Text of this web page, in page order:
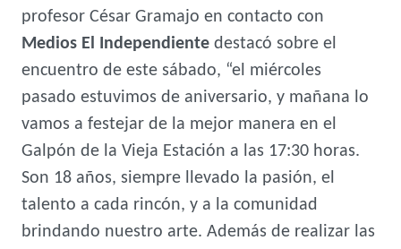
profesor César Gramajo en contacto con
Medios El Independiente destacó sobre el
encuentro de este sábado, “el miércoles
pasado estuvimos de aniversario, y mañana lo
vamos a festejar de la mejor manera en el
Galpón de la Vieja Estación a las 17:30 horas.
Son 18 años, siempre llevado la pasión, el
talento a cada rincón, y a la comunidad
brindando nuestro arte. Además de realizar las